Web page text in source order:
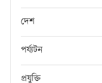
দেশ
পৰ্য্যটন
প্ৰযুক্তি